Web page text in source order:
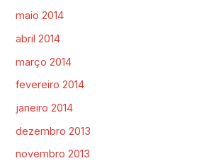
maio 2014
abril 2014
março 2014
fevereiro 2014
janeiro 2014
dezembro 2013
novembro 2013